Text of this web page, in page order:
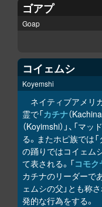
ゴアプ
Goap
コイェムシ
Koyemshi
ネイティブアメリ
霊で「カチナ（
（Koyimshi）」、「マ
る。またホピ族では「
の踊りではコイェム
て表される。「コモ
カチナのリーダーで
ェムシの父」とも称
発的な行為をする。